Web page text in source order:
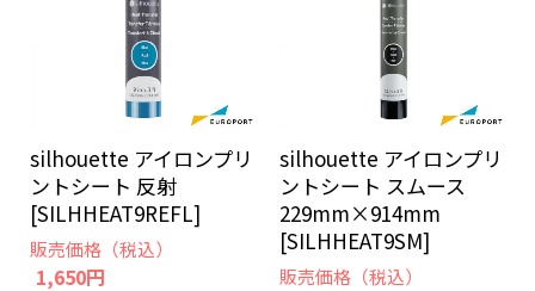
silhouette アイロンプリ
ントシート 反射
[SILHHEAT9REFL]
販売価格（税込）
1,650円
silhouette アイロンプリ
ントシート スムース
229mm×914mm
[SILHHEAT9SM]
販売価格（税込）